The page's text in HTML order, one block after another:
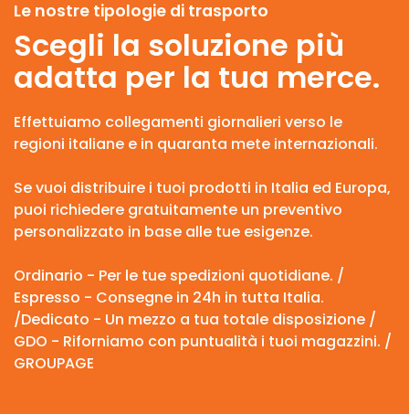
Le nostre tipologie di trasporto
Scegli la soluzione più
adatta per la tua merce.
Effettuiamo collegamenti giornalieri verso le
regioni italiane e in quaranta mete internazionali.
Se vuoi distribuire i tuoi prodotti in Italia ed Europa,
puoi richiedere gratuitamente un preventivo
personalizzato in base alle tue esigenze.
Ordinario - Per le tue spedizioni quotidiane. /
Espresso - Consegne in 24h in tutta Italia.
/Dedicato - Un mezzo a tua totale disposizione /
GDO - Riforniamo con puntualità i tuoi magazzini. /
GROUPAGE